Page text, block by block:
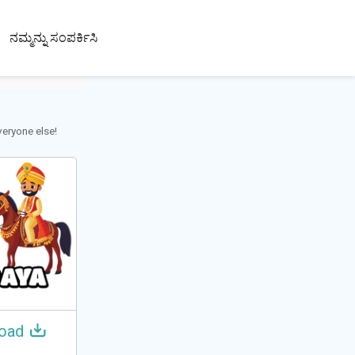
ನಮ್ಮನ್ನು ಸಂಪರ್ಕಿಸಿ
100+
ಭಾಷೆಗಳು
else!